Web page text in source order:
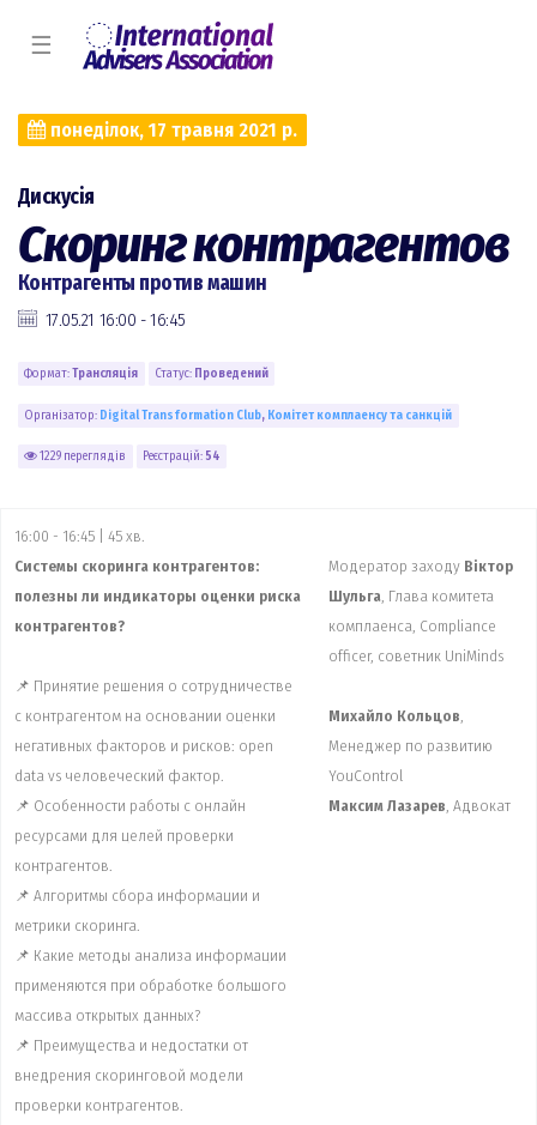
☰
понеділок, 17 травня 2021 р.
Дискусія
Скоринг контрагентов
Контрагенты против машин
17.05.21 16:00 - 16:45
Формат:Трансляція Статус: Проведений
Організатор: Digital Transformation Сlub, Комiтет комплаенсу та санкцій
1229 переглядів Реєстрацій: 54
16:00 - 16:45 | 45 хв.
Системы скоринга контрагентов:
полезны ли индикаторы оценки риска
контрагентов?
📌 Принятие решения о сотрудничестве
с контрагентом на основании оценки
негативных факторов и рисков: оpen
data vs человеческий фактор.
📌 Особенности работы с онлайн
ресурсами для целей проверки
контрагентов.
📌 Алгоритмы сбора информации и
метрики скоринга.
📌 Какие методы анализа информации
применяются при обработке большого
массива открытых данных?
📌 Преимущества и недостатки от
внедрения скоринговой модели
проверки контрагентов.
Модератор заходу Віктор
Шульга, Глава комитета
комплаенса, Compliance
officer, советник UniMinds
Михайло Кольцов,
Менеджер по развитию
YouControl
Максим Лазарев, Адвокат